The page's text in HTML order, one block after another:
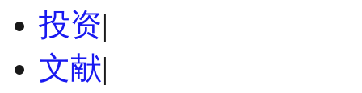
投资|
文献|